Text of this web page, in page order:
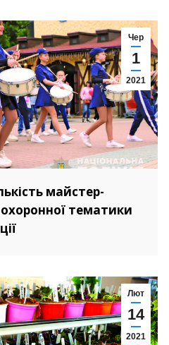
Чер
1
2021
майстер-
тематики
Лют
14
2021